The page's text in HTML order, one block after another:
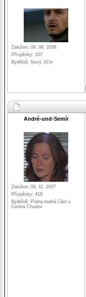
Založen: 09. 08. 2008
Příspěvky: 107
Bydliště: Nový Jičín
André-und-Semír
Založen: 09. 11. 2007
Příspěvky: 418
Bydliště: Praha-nudná část u
Centra Chodov